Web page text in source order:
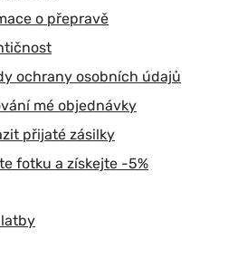
o přepravě
ochrany osobních údajů
mé objednávky
přijaté zásilky
fotku a získejte -5%